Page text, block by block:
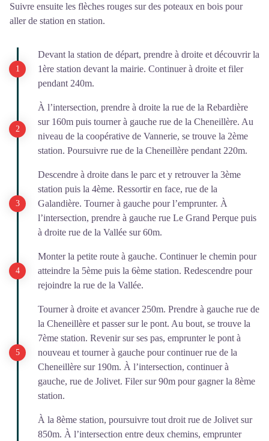
Suivre ensuite les flèches rouges sur des poteaux en bois pour
aller de station en station.
Devant la station de départ, prendre à droite et découvrir la
1ère station devant la mairie. Continuer à droite et filer
pendant 240m.
À l’intersection, prendre à droite la rue de la Rebardière
sur 160m puis tourner à gauche rue de la Cheneillère. Au
niveau de la coopérative de Vannerie, se trouve la 2ème
station. Poursuivre rue de la Cheneillère pendant 220m.
Descendre à droite dans le parc et y retrouver la 3ème
station puis la 4ème. Ressortir en face, rue de la
Galandière. Tourner à gauche pour l’emprunter. À
l’intersection, prendre à gauche rue Le Grand Perque puis
à droite rue de la Vallée sur 60m.
Monter la petite route à gauche. Continuer le chemin pour
atteindre la 5ème puis la 6ème station. Redescendre pour
rejoindre la rue de la Vallée.
Tourner à droite et avancer 250m. Prendre à gauche rue de
la Cheneillère et passer sur le pont. Au bout, se trouve la
7ème station. Revenir sur ses pas, emprunter le pont à
nouveau et tourner à gauche pour continuer rue de la
Cheneillère sur 190m. À l’intersection, continuer à
gauche, rue de Jolivet. Filer sur 90m pour gagner la 8ème
station.
À la 8ème station, poursuivre tout droit rue de Jolivet sur
850m. À l’intersection entre deux chemins, emprunter